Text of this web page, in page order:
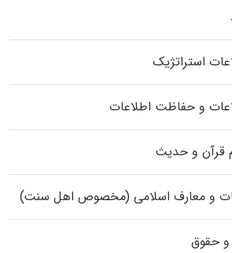
استراتژیک
و حفاظت اطلاعات
قرآن و حدیث
و معارف اسلامی (مخصوص اهل سنت)
و حقوق